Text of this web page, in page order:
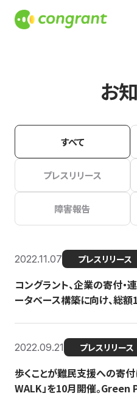
お
すべて
プレスリリース
障害報告
2022.11.07 プレスリリース
コングラント、企業の寄付
ータベース構築に向け、総
2022.09.21 プレスリリース
歩くことが難民支援への寄
WALK」を10月開催。